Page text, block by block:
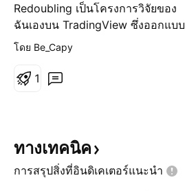
Redoubling เป็นโครงการวิจัยของ
ฉันเองบน TradingView ซึ่งออกแบบ
มาเพื่อตอบคำถามต่อไปนี้: ฉันจะใช้
เป็นสองเท่า? แต่ละบทความจะเน้นไป
วันสุดท้ายในวันที่บทความเผยแพร่
เป็นราคาซื้อจำก
น
โดย Be_Capy
1
ทางเทคนิค
การสรุปสิ่งที่อินดิเคเตอร์แนะนำ